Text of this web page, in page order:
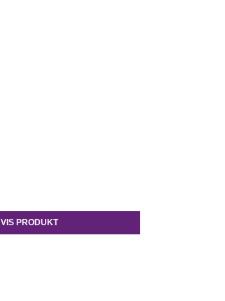
VIS PRODUKT